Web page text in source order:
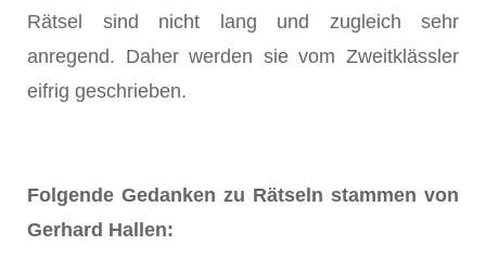
Rätsel sind nicht lang und zugleich sehr
anregend. Daher werden sie vom Zweitklässler
eifrig geschrieben.
Folgende Gedanken zu Rätseln stammen von
Gerhard Hallen: